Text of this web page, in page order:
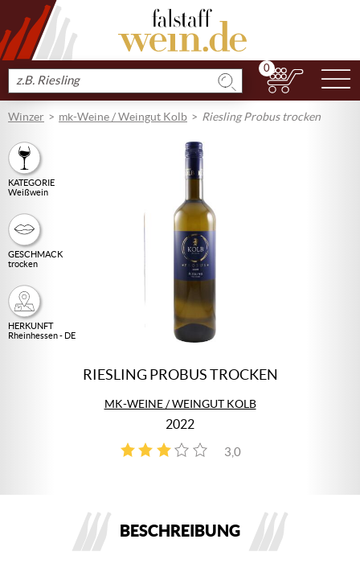
Produkt
suchen
0
Winzer mk-Weine / Weingut Kolb Riesling Probus trocken
KATEGORIE
Weißwein
GESCHMACK
trocken
HERKUNFT
Rheinhessen - DE
RIESLING PROBUS TROCKEN
MK-WEINE / WEINGUT KOLB
2022
3,0
1
BESCHREIBUNG